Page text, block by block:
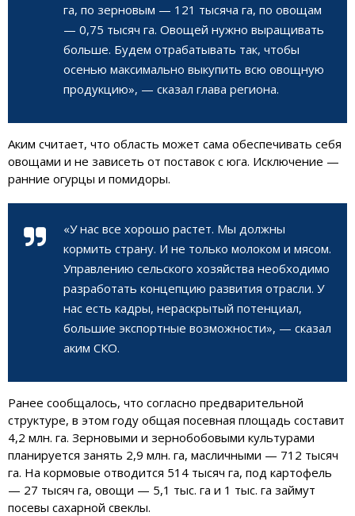
га, по зерновым — 121 тысяча га, по овощам
— 0,75 тысяч га. Овощей нужно выращивать
больше. Будем отрабатывать так, чтобы
осенью максимально выкупить всю овощную
продукцию», — сказал глава региона.
Аким считает, что область может сама обеспечивать себя
овощами и не зависеть от поставок с юга. Исключение —
ранние огурцы и помидоры.
«У нас все хорошо растет. Мы должны
кормить страну. И не только молоком и мясом.
Управлению сельского хозяйства необходимо
разработать концепцию развития отрасли. У
нас есть кадры, нераскрытый потенциал,
большие экспортные возможности», — сказал
аким СКО.
Ранее сообщалось, что согласно предварительной
структуре, в этом году общая посевная площадь составит
4,2 млн. га. Зерновыми и зернобобовыми культурами
планируется занять 2,9 млн. га, масличными — 712 тысяч
га. На кормовые отводится 514 тысяч га, под картофель
— 27 тысяч га, овощи — 5,1 тыс. га и 1 тыс. га займут
посевы сахарной свеклы.